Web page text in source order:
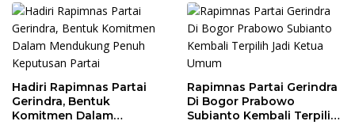
Hadiri Rapimnas Partai
Gerindra, Bentuk
Komitmen Dalam
Rapimnas Partai Gerindra
Di Bogor Prabowo
Subianto Kembali Terpilih